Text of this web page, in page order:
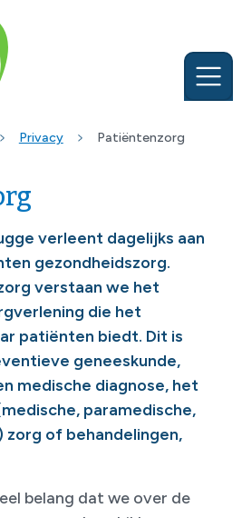
Privacy Patiëntenzorg
verleent dagelijks aan
gezondheidszorg.
verstaan we het
die het
patiënten biedt. Dit is
geneeskunde,
medische diagnose, het
paramedische,
of behandelingen,
belang dat we over de